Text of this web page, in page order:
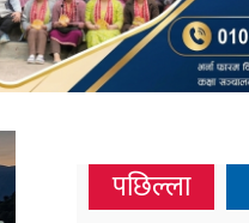
पछिल्ला